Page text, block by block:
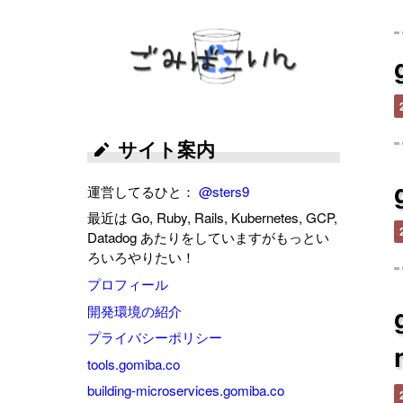
ごみばこいん
サイト案内
運営してるひと：@sters9
最近は Go, Ruby, Rails, Kubernetes, GCP,
Datadog あたりをしていますがもっとい
ろいろやりたい！
プロフィール
開発環境の紹介
プライバシーポリシー
tools.gomiba.co
building-microservices.gomiba.co